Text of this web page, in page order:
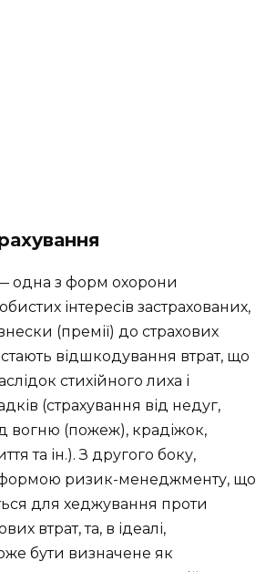
одна з форм охорони
інтересів застрахованих,
(премії) до страхових
відшкодування втрат, що
стихійного лиха і
(страхування від недуг,
вогню (пожеж), крадіжок,
та ін.). З другого боку,
формою ризик-менеджменту, що
для хеджування проти
втрат, та, в ідеалі,
бути визначене як